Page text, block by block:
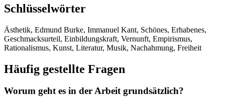
Schlüsselwörter
Ästhetik, Edmund Burke, Immanuel Kant, Schönes, Erhabenes,
Geschmacksurteil, Einbildungskraft, Vernunft, Empirismus,
Rationalismus, Kunst, Literatur, Musik, Nachahmung, Freiheit
Häufig gestellte Fragen
Worum geht es in der Arbeit grundsätzlich?